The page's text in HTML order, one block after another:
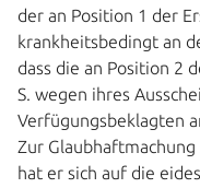
der an Position 1 der
krankheitsbedingt an
dass die an Position 2
S. wegen ihres
Verfügungsbeklagten
Zur
hat er sich auf die